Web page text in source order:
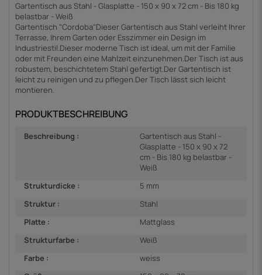
Gartentisch aus Stahl - Glasplatte - 150 x 90 x 72 cm - Bis 180 kg
belastbar - Weiß
Gartentisch "Cordoba"Dieser Gartentisch aus Stahl verleiht Ihrer
Terrasse, Ihrem Garten oder Esszimmer ein Design im
Industriestil.Dieser moderne Tisch ist ideal, um mit der Familie
oder mit Freunden eine Mahlzeit einzunehmen.Der Tisch ist aus
robustem, beschichtetem Stahl gefertigt.Der Gartentisch ist
leicht zu reinigen und zu pflegen.Der Tisch lässt sich leicht
montieren.
PRODUKTBESCHREIBUNG
Beschreibung :
Gartentisch aus Stahl -
Glasplatte - 150 x 90 x 72
cm - Bis 180 kg belastbar -
Weiß
Strukturdicke :
5 mm
Struktur :
Stahl
Platte :
Mattglass
Strukturfarbe :
Weiß
Farbe :
weiss